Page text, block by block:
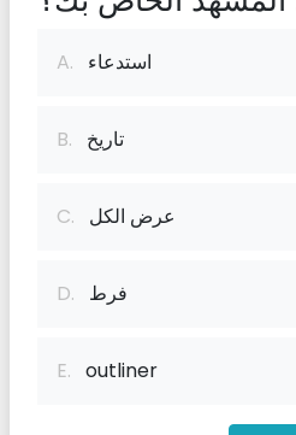
A. استدعاء
B. تاريخ
C. عرض الكل
D. فرط
E. outliner